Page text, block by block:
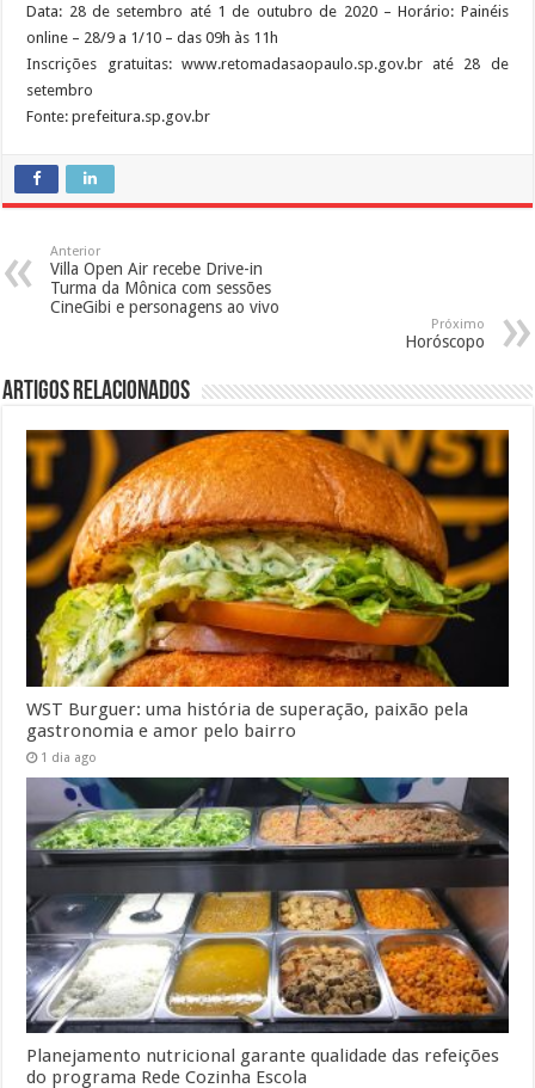
Data: 28 de setembro até 1 de outubro de 2020 – Horário: Painéis
online – 28/9 a 1/10 – das 09h às 11h
Inscrições gratuitas: www.retomadasaopaulo.sp.gov.br até 28 de
setembro
Fonte: prefeitura.sp.gov.br
Anterior
Villa Open Air recebe Drive-in
Turma da Mônica com sessões
CineGibi e personagens ao vivo
Próximo
Horóscopo
Artigos Relacionados
WST Burguer: uma história de superação, paixão pela
gastronomia e amor pelo bairro
1 dia ago
Planejamento nutricional garante qualidade das refeições
do programa Rede Cozinha Escola